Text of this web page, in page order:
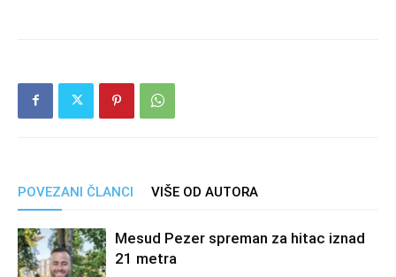
POVEZANI ČLANCI VIŠE OD AUTORA
Mesud Pezer spreman za hitac iznad
21 metra